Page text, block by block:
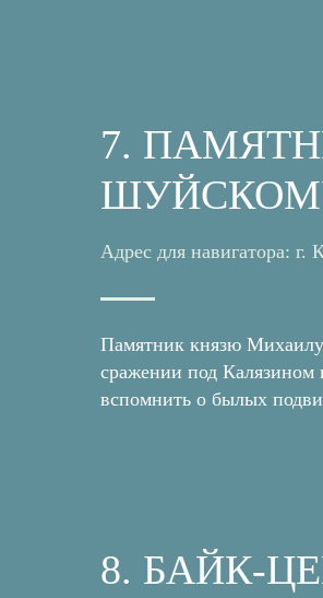
7.
Адрес для навигатора: г.
Памятник князю
сражении под Калязином
вспомнить о былых
8. БАЙК-